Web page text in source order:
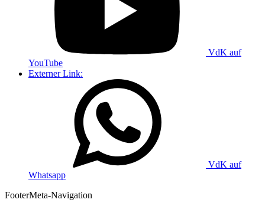
VdK auf
YouTube
Externer Link:
VdK auf
Whatsapp
FooterMeta-Navigation